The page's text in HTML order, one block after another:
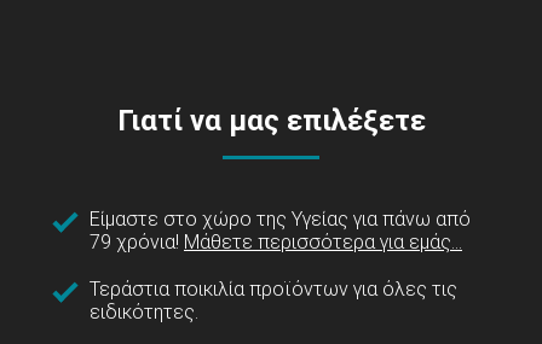
Γιατί να μας επιλέξετε
Είμαστε στο χώρο της Υγείας για πάνω από
79 χρόνια! Μάθετε περισσότερα για εμάς...
Τεράστια ποικιλία προϊόντων για όλες τις
ειδικότητες.